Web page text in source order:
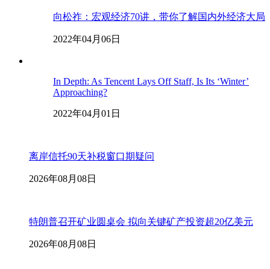
向松祚：宏观经济70讲，带你了解国内外经济大局
2022年04月06日
In Depth: As Tencent Lays Off Staff, Is Its ‘Winter’
Approaching?
2022年04月01日
离岸信托90天补税窗口期疑问
2026年08月08日
特朗普召开矿业圆桌会 拟向关键矿产投资超20亿美元
2026年08月08日